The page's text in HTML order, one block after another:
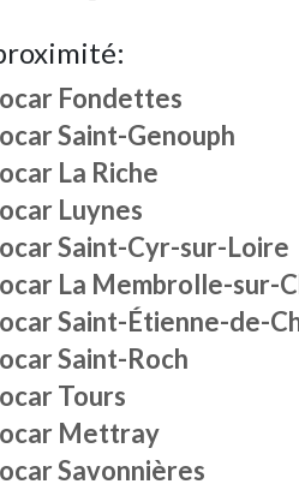
Fondettes
Saint-Genouph
La Riche
Luynes
Saint-Cyr-sur-Loire
La Membrolle-sur-
Saint-Étienne-de-
Saint-Roch
Tours
Mettray
Savonnières